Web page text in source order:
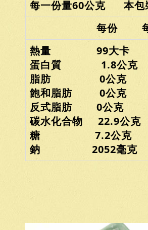
每一份量60公克 本包
每份 每
熱量 99大卡
蛋白質 1.8公克
脂肪 0公克 0
飽和脂肪 0公克
反式脂肪 0公克
碳水化合物 22.9公
糖 7.2公克
鈉 2052毫克